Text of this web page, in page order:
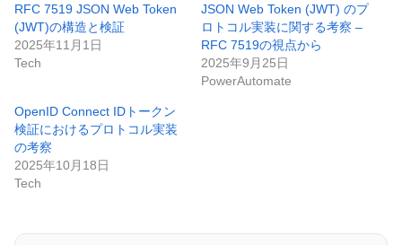
RFC 7519 JSON Web Token
(JWT)の構造と検証
2025年11月1日
Tech
JSON Web Token (JWT) のプ
ロトコル実装に関する考察 –
RFC 7519の視点から
2025年9月25日
PowerAutomate
OpenID Connect IDトークン
検証におけるプロトコル実装
の考察
2025年10月18日
Tech